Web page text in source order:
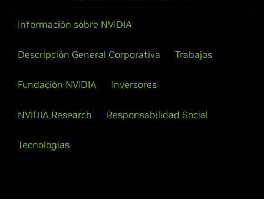
Información sobre NVIDIA
Descripción General Corporativa Trabajos
Fundación NVIDIA Inversores
NVIDIA Research Responsabilidad Social
Tecnologías